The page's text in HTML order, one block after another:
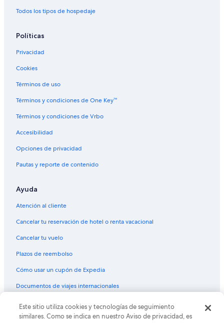
Hoteles en Tempe
Hoteles 4 estrellas en Mesa
Casas de huéspedes en Mesa
Casas vacacionales en Mesa
Ranchos en Mesa
Hoteles con casino en Mesa
Hoteles todo incluido en Mesa
Hoteles con parque acuático en Mesa
Hoteles con hidromasaje en Mesa
Hoteles que aceptan mascotas en Mesa
Hoteles cerca de Tempe Town Lake
Hoteles en McDowell Parkway
Todos los tipos de hospedaje
Políticas
Privacidad
Cookies
Términos de uso
Términos y condiciones de One Key™
Términos y condiciones de Vrbo
Accesibilidad
Opciones de privacidad
Pautas y reporte de contenido
Ayuda
Atención al cliente
Cancelar tu reservación de hotel o renta vacacional
Cancelar tu vuelo
Plazos de reembolso
Cómo usar un cupón de Expedia
Documentos de viajes internacionales
© 2026 Expedia, Inc., una empresa de Expedia Group. Todos los
derechos reservados. Expedia y el logo de Expedia son marcas
Este sitio utiliza cookies y tecnologías de seguimiento
similares. Como se indica en nuestro Aviso de privacidad, es